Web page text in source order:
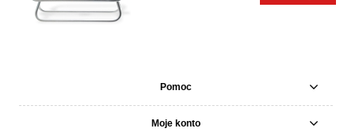
Pomoc
Moje konto